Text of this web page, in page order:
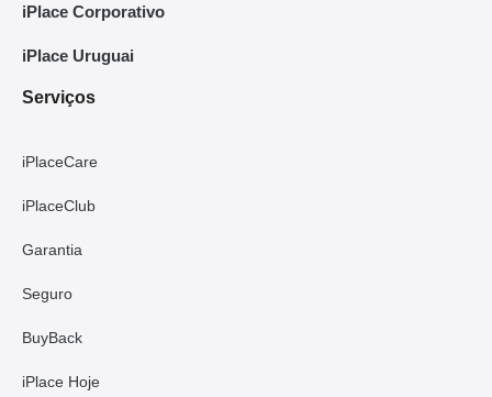
iPlace Corporativo
iPlace Uruguai
Serviços
iPlaceCare
iPlaceClub
Garantia
Seguro
BuyBack
iPlace Hoje